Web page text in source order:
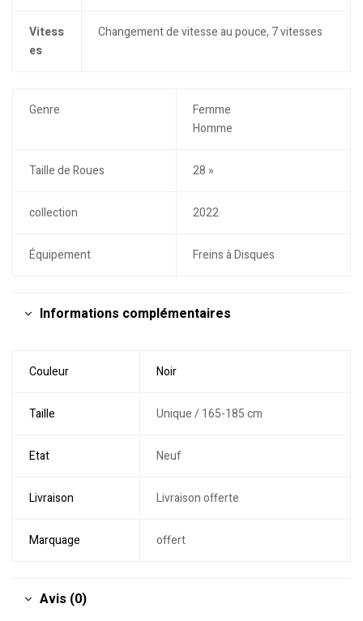
Vitess
es
Changement de vitesse au pouce, 7 vitesses
Genre
Femme
Homme
Taille de Roues 28 »
collection 2022
Équipement Freins à Disques
Informations complémentaires
Couleur Noir
Taille Unique / 165-185 cm
Etat Neuf
Livraison Livraison offerte
Marquage offert
Avis (0)